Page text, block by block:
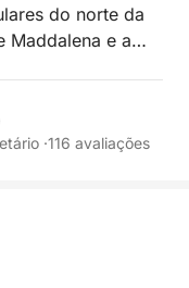
do norte da
Maddalena e a
para quem
escondidas e
famosa
Aqui
·116 avaliações